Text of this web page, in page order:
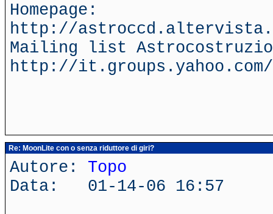
Homepage:
http://
Mailing list
http://
Re: MoonLite con o senza riduttore di giri?
Autore: Topo
Data: 01-14-06 16:57